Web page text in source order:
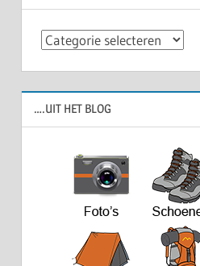
Categorieën
….UIT HET BLOG